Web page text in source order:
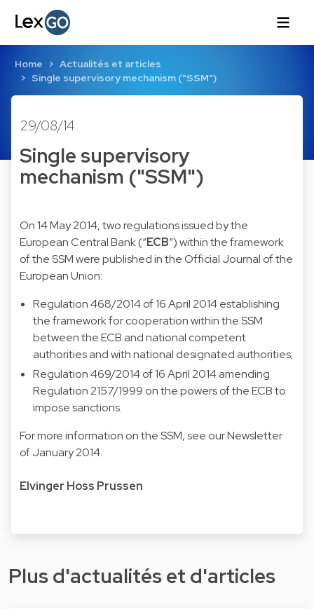
Home
Actualités et articles
Single supervisory mechanism ("SSM")
29/08/14
Single supervisory
mechanism ("SSM")
On 14 May 2014, two regulations issued by the
European Central Bank (“ECB”) within the framework
of the SSM were published in the Official Journal of the
European Union:
Regulation 468/2014of 16 April 2014 establishing
the framework for cooperation within the SSM
between the ECB and national competent
authorities and with national designated authorities;
Regulation 469/2014of 16 April 2014 amending
Regulation 2157/1999 on the powers of the ECB to
impose sanctions.
For more information on the SSM, see our Newsletter
ofJanuary 2014.
Elvinger Hoss Prussen
Plus d'actualités et d'articles